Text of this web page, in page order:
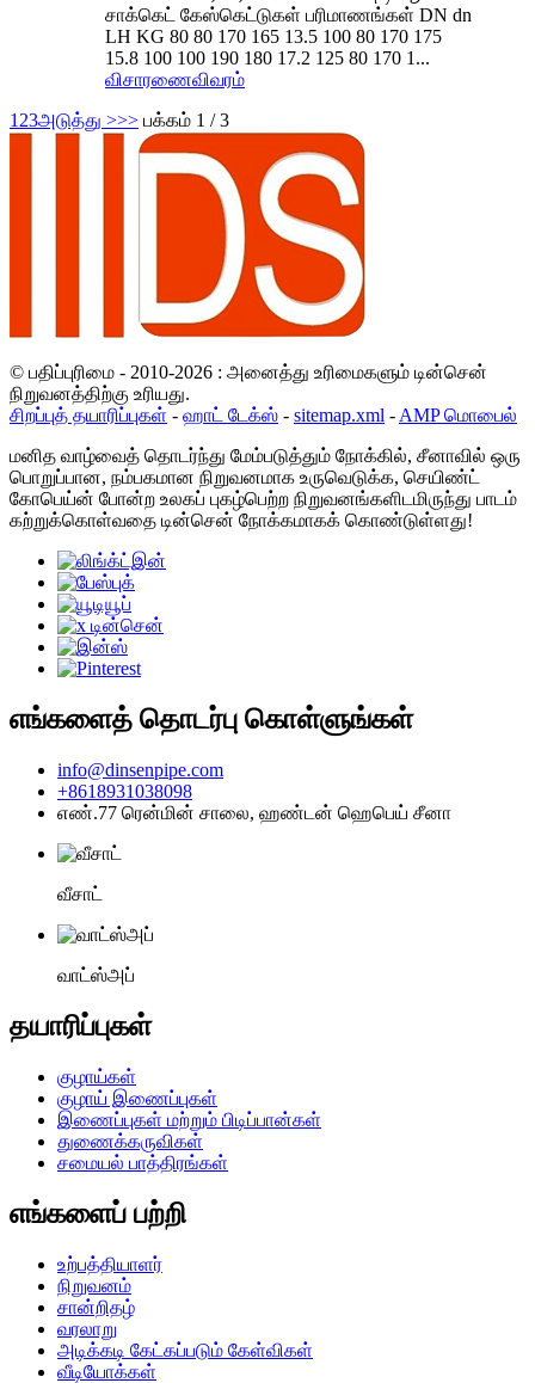
சாக்கெட் கேஸ்கெட்டுகள் பரிமாணங்கள் DN dn
LH KG 80 80 170 165 13.5 100 80 170 175
15.8 100 100 190 180 17.2 125 80 170 1...
விசாரணைவிவரம்
1 23அடுத்து >>> பக்கம் 1 / 3
© பதிப்புரிமை - 2010-2026 : அனைத்து உரிமைகளும் டின்சென்
நிறுவனத்திற்கு உரியது.
சிறப்புத் தயாரிப்புகள் - ஹாட் டேக்ஸ் - sitemap.xml - AMP மொபைல்
மனித வாழ்வைத் தொடர்ந்து மேம்படுத்தும் நோக்கில், சீனாவில் ஒரு
பொறுப்பான, நம்பகமான நிறுவனமாக உருவெடுக்க, செயிண்ட்
கோபெய்ன் போன்ற உலகப் புகழ்பெற்ற நிறுவனங்களிடமிருந்து பாடம்
கற்றுக்கொள்வதை டின்சென் நோக்கமாகக் கொண்டுள்ளது!
எங்களைத் தொடர்பு கொள்ளுங்கள்
info@dinsenpipe.com
+8618931038098
எண்.77 ரென்மின் சாலை, ஹண்டன் ஹெபெய் சீனா
வீசாட்
வாட்ஸ்அப்
தயாரிப்புகள்
குழாய்கள்
குழாய் இணைப்புகள்
இணைப்புகள் மற்றும் பிடிப்பான்கள்
துணைக்கருவிகள்
சமையல் பாத்திரங்கள்
எங்களைப் பற்றி
உற்பத்தியாளர்
நிறுவனம்
சான்றிதழ்
வரலாறு
அடிக்கடி கேட்கப்படும் கேள்விகள்
வீடியோக்கள்